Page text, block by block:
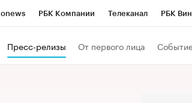
РБК Компании Телеканал РБК
Пресс-релизы От первого лица